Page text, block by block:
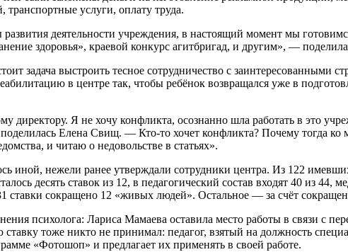
транспортные услуги, оплату труда.
деятельности учреждения, в настоящий момент мы
здоровья», краевой конкурс агитбригад, и другим», —
задача выстроить тесное сотрудничество с заинтересованными
в центре так, чтобы ребёнок возвращался уже в
директору. Я не хочу конфликта, осознанно шла работать в это
Елена Свищ. — Кто-то хочет конфликта? Почему тогда ко
и читаю о недовольстве в статьях».
иной, нежели ранее утверждали сотрудники центра. Из 122
десять ставок из 12, в педагогический состав входят 40 из
ставки сокращено 12 «живых людей». Остальное — за счёт
психолога: Лариса Мамаева оставила место работы в связи с
тоже никто не принимал: педагог, взятый на должность
«Фотошоп» и предлагает их применять в своей работе.